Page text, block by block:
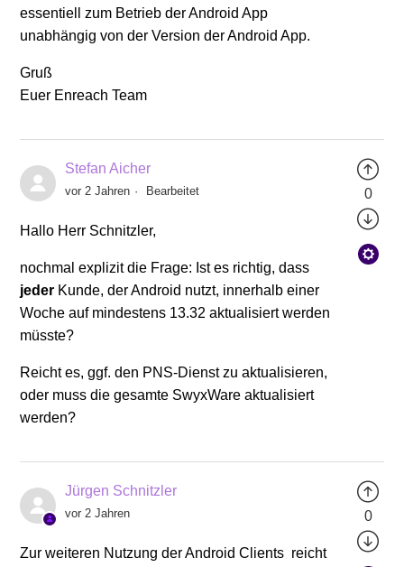
essentiell zum Betrieb der Android App
unabhängig von der Version der Android App.
Gruß
Euer Enreach Team
Stefan Aicher
vor 2 Jahren Bearbeitet
Hallo Herr Schnitzler,
nochmal explizit die Frage: Ist es richtig, dass
jeder Kunde, der Android nutzt, innerhalb einer
Woche auf mindestens 13.32 aktualisiert werden
müsste?
Reicht es, ggf. den PNS-Dienst zu aktualisieren,
oder muss die gesamte SwyxWare aktualisiert
werden?
0
Jürgen Schnitzler
vor 2 Jahren
Zur weiteren Nutzung der Android Clients reicht
0